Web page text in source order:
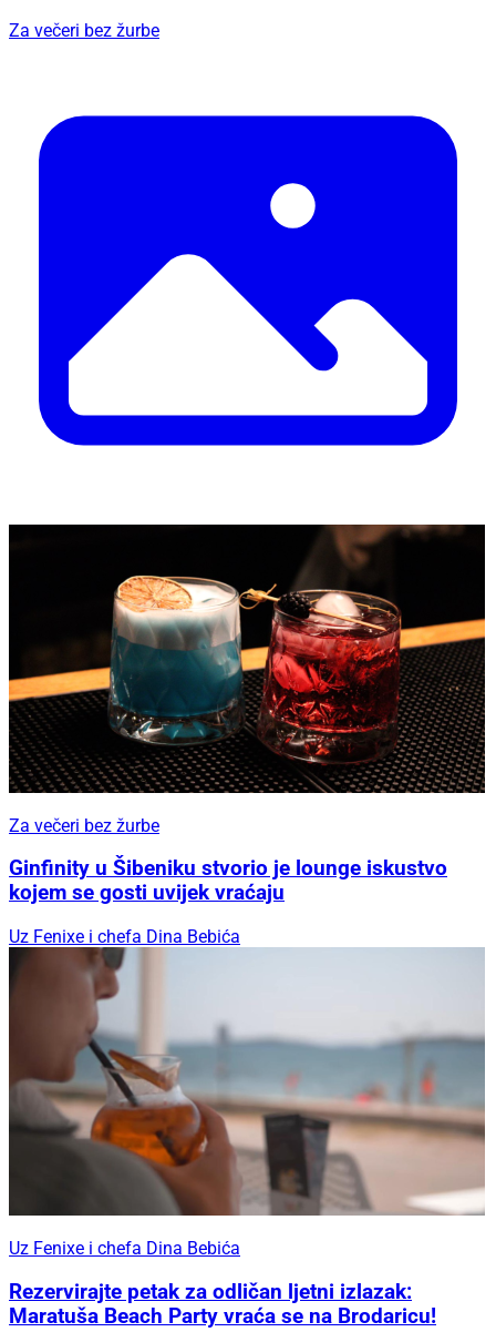
Za večeri bez žurbe
Za večeri bez žurbe
Ginfinity u Šibeniku stvorio je lounge iskustvo
kojem se gosti uvijek vraćaju
Uz Fenixe i chefa Dina Bebića
Uz Fenixe i chefa Dina Bebića
Rezervirajte petak za odličan ljetni izlazak:
Maratuša Beach Party vraća se na Brodaricu!